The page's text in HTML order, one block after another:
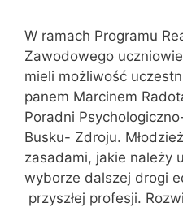
W ramach Programu
Zawodowego
mieli możliwość
panem Marcinem
Poradni
Busku- Zdroju.
zasadami, jakie należy
wyborze dalszej drogi
przyszłej profesji.